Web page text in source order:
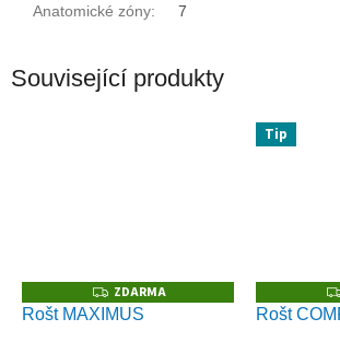
Anatomické zóny: 7
Související produkty
Z
D
A
ZDARMA
Rošt MAXIMUS
Tip
Rošt